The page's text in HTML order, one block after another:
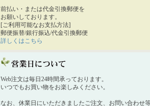
前払い・または代金引換郵便を
お願いしております。
[ご利用可能なお支払方法]
郵便振替/銀行振込/代金引換郵便
詳しくはこちら
Web注文は毎日24時間承っております。
いつでもお買い物をお楽しみください。
なお、休業日にいただきましたご注文、お問い合わせ